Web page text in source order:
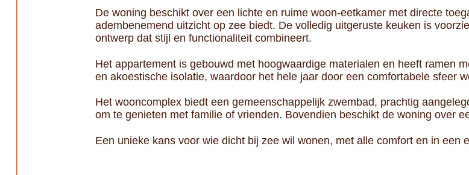
De woning beschikt over een lichte en ruime woon-eetkamer met directe
adembenemend uitzicht op zee biedt. De volledig uitgeruste keuken is
ontwerp dat stijl en functionaliteit combineert.
Het appartement is gebouwd met hoogwaardige materialen en heeft ramen
en akoestische isolatie, waardoor het hele jaar door een comfortabele sfeer
Het wooncomplex biedt een gemeenschappelijk zwembad, prachtig
om te genieten met familie of vrienden. Bovendien beschikt de woning over
Een unieke kans voor wie dicht bij zee wil wonen, met alle comfort en in een